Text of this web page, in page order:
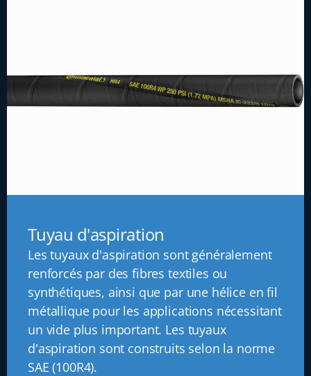
Tuyau d'aspiration
Les tuyaux d'aspiration sont généralement
renforcés par des fibres textiles ou
synthétiques, ainsi que par une hélice en fil
métallique pour les applications nécessitant
un vide plus important. Les tuyaux
d'aspiration sont construits selon la norme
SAE (100R4).